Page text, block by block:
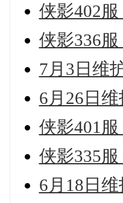
侠影402
侠影336
7月3日维
6月26日
侠影401
侠影335
6月18日